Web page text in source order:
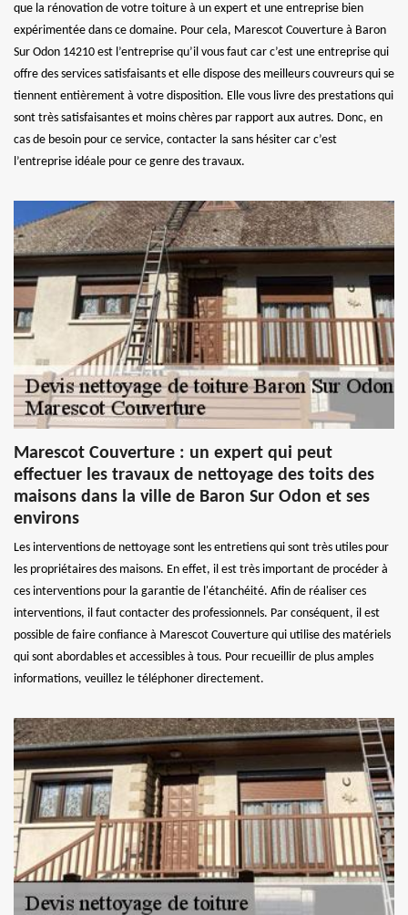
que la rénovation de votre toiture à un expert et une entreprise bien
expérimentée dans ce domaine. Pour cela, Marescot Couverture à Baron
Sur Odon 14210 est l’entreprise qu’il vous faut car c’est une entreprise qui
offre des services satisfaisants et elle dispose des meilleurs couvreurs qui se
tiennent entièrement à votre disposition. Elle vous livre des prestations qui
sont très satisfaisantes et moins chères par rapport aux autres. Donc, en
cas de besoin pour ce service, contacter la sans hésiter car c’est
l’entreprise idéale pour ce genre des travaux.
Marescot Couverture : un expert qui peut
effectuer les travaux de nettoyage des toits des
maisons dans la ville de Baron Sur Odon et ses
environs
Les interventions de nettoyage sont les entretiens qui sont très utiles pour
les propriétaires des maisons. En effet, il est très important de procéder à
ces interventions pour la garantie de l'étanchéité. Afin de réaliser ces
interventions, il faut contacter des professionnels. Par conséquent, il est
possible de faire confiance à Marescot Couverture qui utilise des matériels
qui sont abordables et accessibles à tous. Pour recueillir de plus amples
informations, veuillez le téléphoner directement.